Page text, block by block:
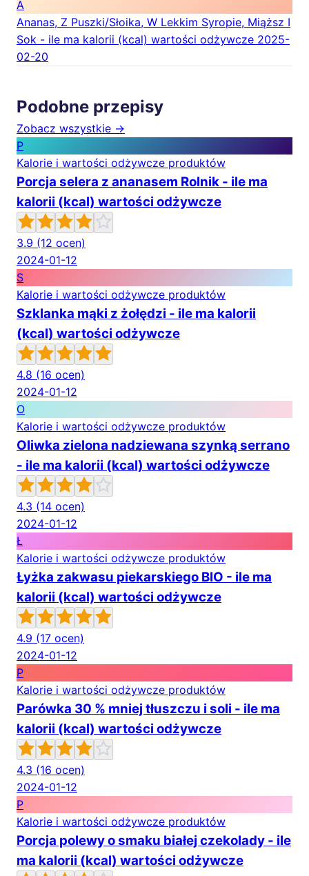
A
Ananas, Z Puszki/Słoika, W Lekkim Syropie, Miąższ I
Sok - ile ma kalorii (kcal) wartości odżywcze 2025-
02-20
Podobne przepisy
Zobacz wszystkie →
P
Kalorie i wartości odżywcze produktów
Porcja selera z ananasem Rolnik - ile ma
kalorii (kcal) wartości odżywcze
3.9 (12 ocen)
2024-01-12
S
Kalorie i wartości odżywcze produktów
Szklanka mąki z żołędzi - ile ma kalorii
(kcal) wartości odżywcze
4.8 (16 ocen)
2024-01-12
O
Kalorie i wartości odżywcze produktów
Oliwka zielona nadziewana szynką serrano
- ile ma kalorii (kcal) wartości odżywcze
4.3 (14 ocen)
2024-01-12
Ł
Kalorie i wartości odżywcze produktów
Łyżka zakwasu piekarskiego BIO - ile ma
kalorii (kcal) wartości odżywcze
4.9 (17 ocen)
2024-01-12
P
Kalorie i wartości odżywcze produktów
Parówka 30 % mniej tłuszczu i soli - ile ma
kalorii (kcal) wartości odżywcze
4.3 (16 ocen)
2024-01-12
P
Kalorie i wartości odżywcze produktów
Porcja polewy o smaku białej czekolady - ile
ma kalorii (kcal) wartości odżywcze